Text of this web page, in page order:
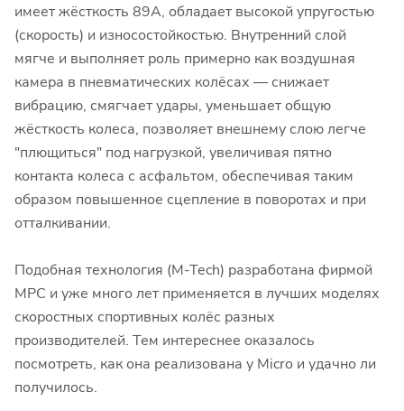
имеет жёсткость 89А, обладает высокой упругостью
(скорость) и износостойкостью. Внутренний слой
мягче и выполняет роль примерно как воздушная
камера в пневматических колёсах — снижает
вибрацию, смягчает удары, уменьшает общую
жёсткость колеса, позволяет внешнему слою легче
"плющиться" под нагрузкой, увеличивая пятно
контакта колеса с асфальтом, обеспечивая таким
образом повышенное сцепление в поворотах и при
отталкивании.
Подобная технология (M-Tech) разработана фирмой
MPC и уже много лет применяется в лучших моделях
скоростных спортивных колёс разных
производителей. Тем интереснее оказалось
посмотреть, как она реализована у Micro и удачно ли
получилось.